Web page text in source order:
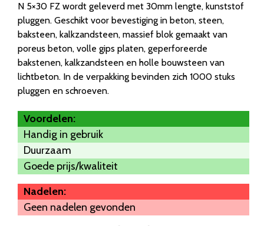
N 5×30 FZ wordt geleverd met 30mm lengte, kunststof
pluggen. Geschikt voor bevestiging in beton, steen,
baksteen, kalkzandsteen, massief blok gemaakt van
poreus beton, volle gips platen, geperforeerde
bakstenen, kalkzandsteen en holle bouwsteen van
lichtbeton. In de verpakking bevinden zich 1000 stuks
pluggen en schroeven.
Voordelen:
Handig in gebruik
Duurzaam
Goede prijs/kwaliteit
Nadelen:
Geen nadelen gevonden